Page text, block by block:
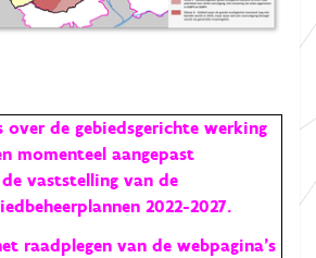
over de gebiedsgerichte werking
momenteel aangepast
vaststelling van de
2022-2027.
raadplegen van de webpagina’s